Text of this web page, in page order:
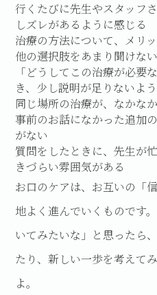
行くたびに先生やスタッフ
しズレがあるように感じる
治療の方法について、メリ
他の選択肢をあまり聞けない
「どうしてこの治療が必要
き、少し説明が足りないよ
同じ場所の治療が、なかな
事前のお話になかった追加
がない
質問をしたときに、先生が
きづらい雰囲気がある
お口のケアは、お互いの「
地よく進んでいくものです
いてみたいな」と思ったら
たり、新しい一歩を考えて
よ。